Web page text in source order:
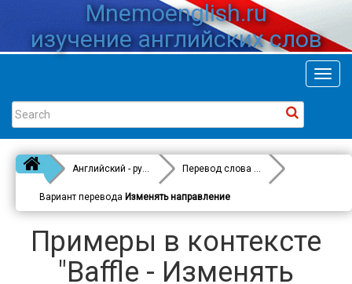
Mnemoenglish.ru
изучение английских слов
Английский - русский Перевод слова
Baffle
Вариант перевода Изменять направление
Примеры в контексте
"Baffle - Изменять